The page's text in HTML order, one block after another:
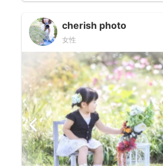
cherish photo
女性